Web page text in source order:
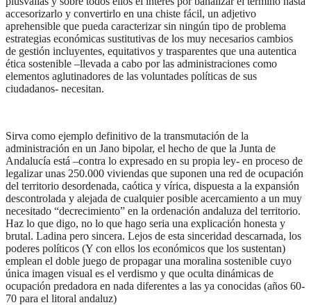
accesorizarlo y convertirlo en una chiste fácil, un adjetivo
aprehensible que pueda caracterizar sin ningún tipo de problema
estrategias económicas sustitutivas de los muy necesarios cambios
de gestión incluyentes, equitativos y trasparentes que una autentica
ética sostenible –llevada a cabo por las administraciones como
elementos aglutinadores de las voluntades políticas de sus
ciudadanos- necesitan.
Sirva como ejemplo definitivo de la transmutación de la
administración en un Jano bipolar, el hecho de que la Junta de
Andalucía está –contra lo expresado en su propia ley- en proceso de
legalizar unas 250.000 viviendas que suponen una red de ocupación
del territorio desordenada, caótica y vírica, dispuesta a la expansión
descontrolada y alejada de cualquier posible acercamiento a un muy
necesitado “decrecimiento” en la ordenación andaluza del territorio.
Haz lo que digo, no lo que hago seria una explicación honesta y
brutal. Ladina pero sincera. Lejos de esta sinceridad descarnada, los
poderes políticos (Y con ellos los económicos que los sustentan)
emplean el doble juego de propagar una moralina sostenible cuyo
única imagen visual es el verdismo y que oculta dinámicas de
ocupación predadora en nada diferentes a las ya conocidas (años 60-
70 para el litoral andaluz)